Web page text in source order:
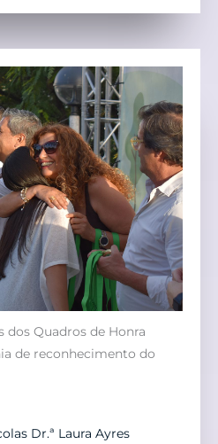
dos Quadros de Honra
de reconhecimento do
Dr.ª Laura Ayres